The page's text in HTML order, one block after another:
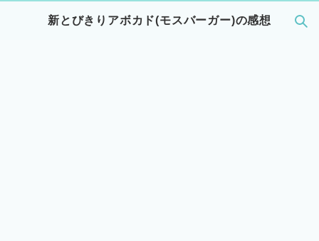
新とびきりアボカド(モスバーガー)の感想